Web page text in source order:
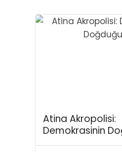
Atina Akropolisi:
Demokrasinin